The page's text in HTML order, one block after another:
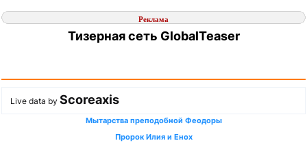
Реклама
Тизерная сеть GlobalTeaser
Live data by Scoreaxis
Мытарства преподобной Феодоры
Пророк Илия и Енох